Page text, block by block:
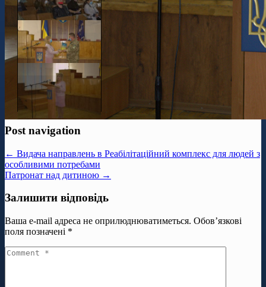
Post navigation
← Видача направлень в Реабілітаційний комплекс для людей з
особливими потребами
Патронат над дитиною →
Залишити відповідь
Ваша e-mail адреса не оприлюднюватиметься. Обов’язкові
поля позначені *